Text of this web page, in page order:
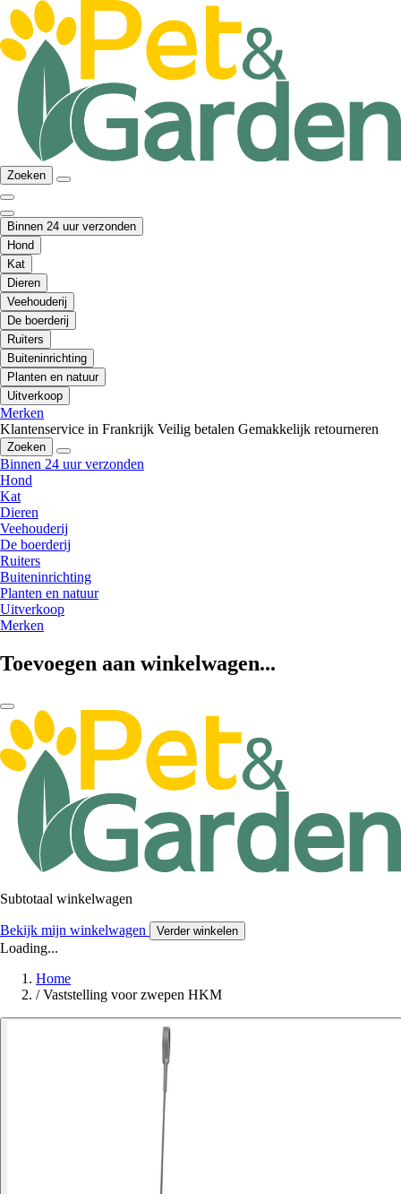
Zoeken
Binnen 24 uur verzonden
Hond
Kat
Dieren
Veehouderij
De boerderij
Ruiters
Buiteninrichting
Planten en natuur
Uitverkoop
Merken
Klantenservice in Frankrijk Veilig betalen Gemakkelijk retourneren
Zoeken
Binnen 24 uur verzonden
Hond
Kat
Dieren
Veehouderij
De boerderij
Ruiters
Buiteninrichting
Planten en natuur
Uitverkoop
Merken
Toevoegen aan winkelwagen...
Subtotaal winkelwagen
Bekijk mijn winkelwagen Verder winkelen
Loading...
Home
/ Vaststelling voor zwepen HKM